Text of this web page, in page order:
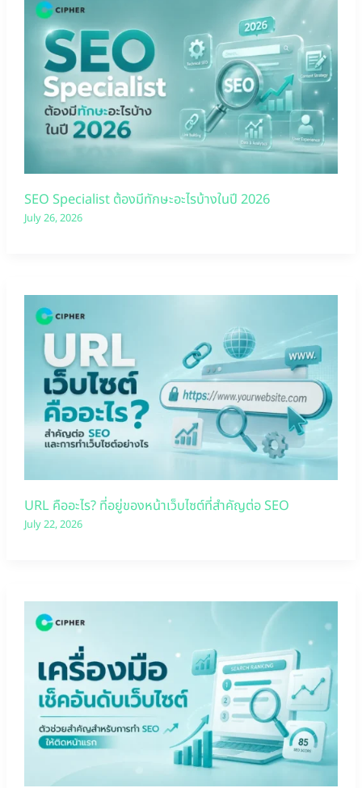
SEO Specialist ต้องมีทักษะอะไรบ้างในปี 2026
July 26, 2026
URL คืออะไร? ที่อยู่ของหน้าเว็บไซต์ที่สำคัญต่อ SEO
July 22, 2026